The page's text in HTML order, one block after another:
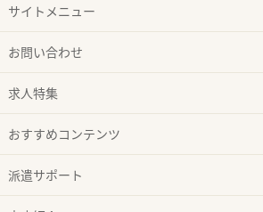
サイトメニュー
お問い合わせ
求人特集
おすすめコンテンツ
派遣サポート